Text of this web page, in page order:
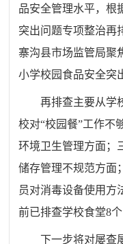
品安全管理水平，根
突出问题专项整治再
寨沟县市场监管局聚
小学校园食品安全突
再排查主要从学
校对“校园餐”工作不
环境卫生管理方面；
储存管理不规范方面
员对消毒设备使用方
前已排查学校食堂8
下一步将对屡查